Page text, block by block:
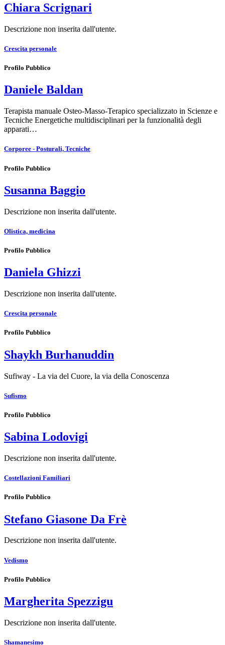
Chiara Scrignari
Descrizione non inserita dall'utente.
Crescita personale
Profilo Pubblico
Daniele Baldan
Terapista manuale Osteo-Masso-Terapico specializzato in Scienze e
Tecniche Energetiche multidisciplinari per la funzionalità degli
apparati…
Corporee - Posturali, Tecniche
Profilo Pubblico
Susanna Baggio
Descrizione non inserita dall'utente.
Olistica, medicina
Profilo Pubblico
Daniela Ghizzi
Descrizione non inserita dall'utente.
Crescita personale
Profilo Pubblico
Shaykh Burhanuddin
Sufiway - La via del Cuore, la via della Conoscenza
Sufismo
Profilo Pubblico
Sabina Lodovigi
Descrizione non inserita dall'utente.
Costellazioni Familiari
Profilo Pubblico
Stefano Giasone Da Frè
Descrizione non inserita dall'utente.
Vedismo
Profilo Pubblico
Margherita Spezzigu
Descrizione non inserita dall'utente.
Shamanesimo